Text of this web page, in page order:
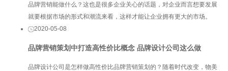
品牌营销能做什么？这也是很多企业关心的话题，对企业而言想要发展
就要根据市场的形式和潮流来看，这样才能让企业拥有更大的市场。
2020-05-08
品牌营销策划中打造高性价比概念 品牌设计公司这么做
品牌设计公司是怎样做高性价比品牌营销策划的？随着时代改变，物美